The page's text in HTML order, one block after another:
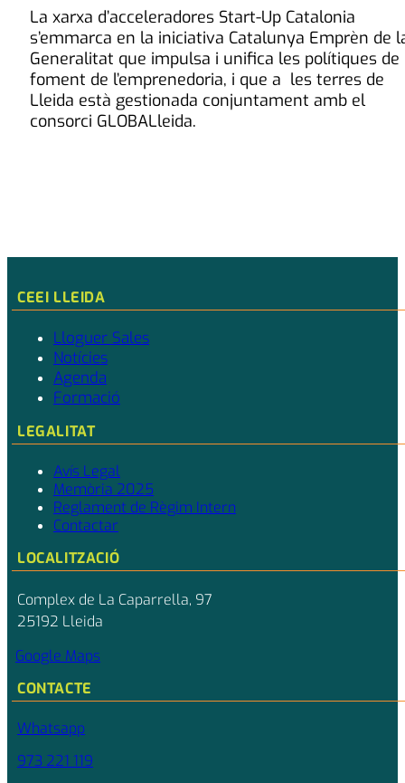
La xarxa d’acceleradores Start-Up Catalonia
s’emmarca en la iniciativa Catalunya Emprèn de
Generalitat que impulsa i unifica les polítiques de
foment de l’emprenedoria, i que a les terres de
Lleida està gestionada conjuntament amb el
consorci GLOBALleida.
CEEI LLEIDA
Lloguer Sales
Notícies
Agenda
Formació
LEGALITAT
Avís Legal
Memòria 2025
Reglament de Règim Intern
Contactar
LOCALITZACIÓ
Complex de La Caparrella, 97
25192 Lleida
Google Maps
CONTACTE
Whatsapp
973 221 119